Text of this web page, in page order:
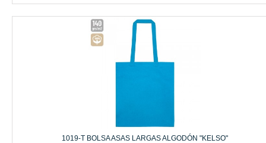
1019-T BOLSA ASAS LARGAS ALGODÓN "KELSO"